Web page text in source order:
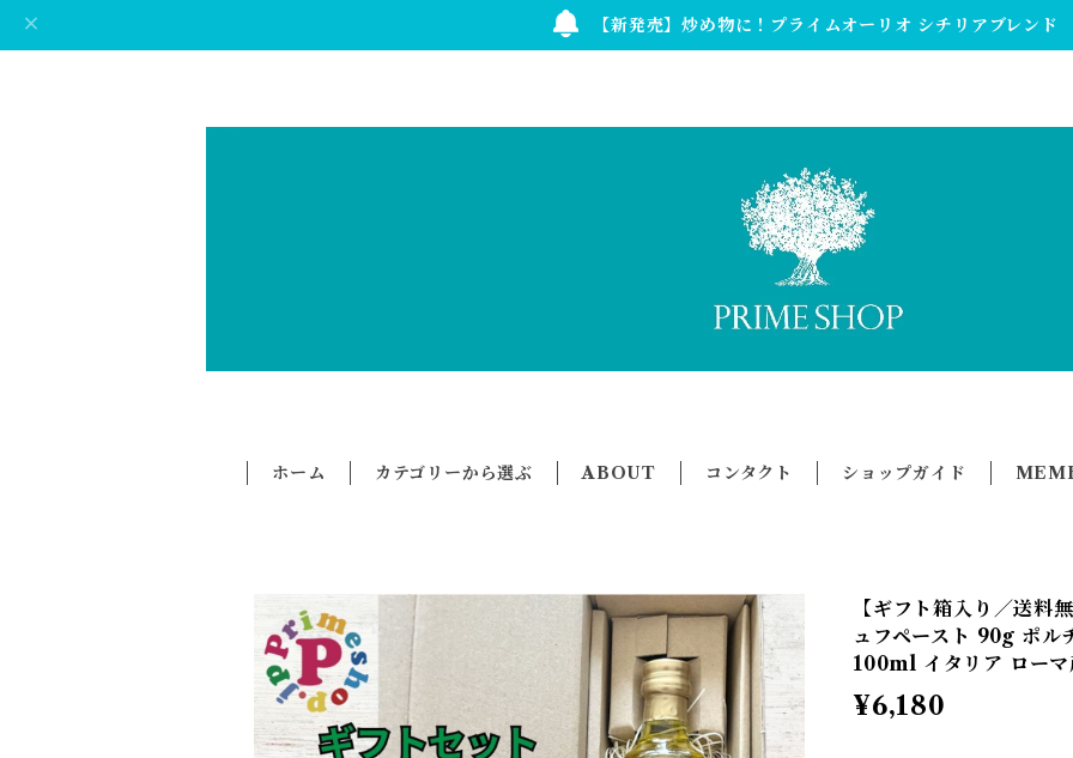
【新発売】炒め物に！プライムオーリオ シチリアブレンド
ホーム カテゴリーから選ぶ ABOUT コンタクト ショップガイド
【ギフト箱入り／送料
ュフペースト 90g ポル
100ml イタリア ロー
¥6,180